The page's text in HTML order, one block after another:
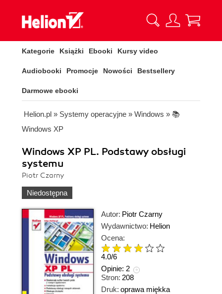
Kategorie Książki Ebooki Kursy video
Audiobooki Promocje Nowości Bestsellery
Darmowe ebooki
Helion.pl » Systemy operacyjne » Windows » 📚
Windows XP
Windows XP PL. Podstawy obsługi
systemu
Piotr Czarny
Niedostępna
Autor: Piotr Czarny
Wydawnictwo: Helion
Ocena:
4.0/6
Opinie: 2
Stron: 208
Druk: oprawa miękka